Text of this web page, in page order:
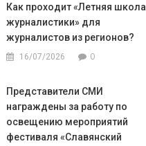
Как проходит «Летняя школа
журналистики» для
журналистов из регионов?
16/07/2026 0
Представители СМИ
награждены за работу по
освещению мероприятий
фестиваля «Славянский